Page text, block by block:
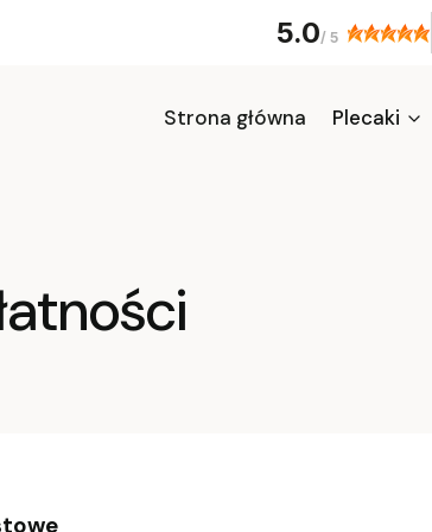
Strona główna Plecaki
5.0/ 5